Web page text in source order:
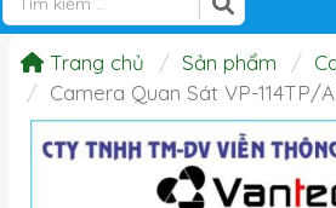
Trang chủ Sản phẩm
Camera Quan Sát VP-114TP/